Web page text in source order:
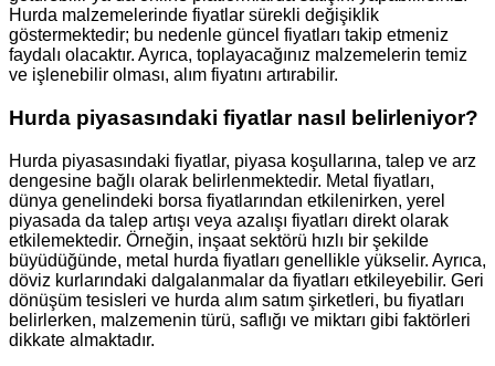
Hurda malzemelerinde fiyatlar sürekli değişiklik
göstermektedir; bu nedenle güncel fiyatları takip etmeniz
faydalı olacaktır. Ayrıca, toplayacağınız malzemelerin temiz
ve işlenebilir olması, alım fiyatını artırabilir.
Hurda piyasasındaki fiyatlar nasıl belirleniyor?
Hurda piyasasındaki fiyatlar, piyasa koşullarına, talep ve arz
dengesine bağlı olarak belirlenmektedir. Metal fiyatları,
dünya genelindeki borsa fiyatlarından etkilenirken, yerel
piyasada da talep artışı veya azalışı fiyatları direkt olarak
etkilemektedir. Örneğin, inşaat sektörü hızlı bir şekilde
büyüdüğünde, metal hurda fiyatları genellikle yükselir. Ayrıca,
döviz kurlarındaki dalgalanmalar da fiyatları etkileyebilir. Geri
dönüşüm tesisleri ve hurda alım satım şirketleri, bu fiyatları
belirlerken, malzemenin türü, saflığı ve miktarı gibi faktörleri
dikkate almaktadır.